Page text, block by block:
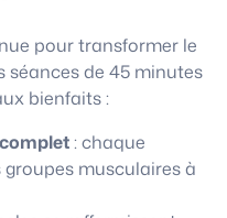
pour transformer le
séances de 45 minutes
bienfaits :
: chaque
musculaires à